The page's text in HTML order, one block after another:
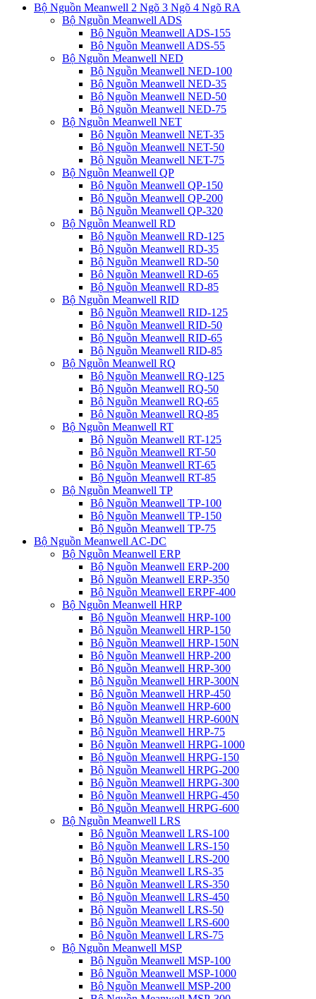
Bộ Nguồn Meanwell 2 Ngõ 3 Ngõ 4 Ngõ RA
Bộ Nguồn Meanwell ADS
Bộ Nguồn Meanwell ADS-155
Bộ Nguồn Meanwell ADS-55
Bộ Nguồn Meanwell NED
Bộ Nguồn Meanwell NED-100
Bộ Nguồn Meanwell NED-35
Bộ Nguồn Meanwell NED-50
Bộ Nguồn Meanwell NED-75
Bộ Nguồn Meanwell NET
Bộ Nguồn Meanwell NET-35
Bộ Nguồn Meanwell NET-50
Bộ Nguồn Meanwell NET-75
Bộ Nguồn Meanwell QP
Bộ Nguồn Meanwell QP-150
Bộ Nguồn Meanwell QP-200
Bộ Nguồn Meanwell QP-320
Bộ Nguồn Meanwell RD
Bộ Nguồn Meanwell RD-125
Bộ Nguồn Meanwell RD-35
Bộ Nguồn Meanwell RD-50
Bộ Nguồn Meanwell RD-65
Bộ Nguồn Meanwell RD-85
Bộ Nguồn Meanwell RID
Bộ Nguồn Meanwell RID-125
Bộ Nguồn Meanwell RID-50
Bộ Nguồn Meanwell RID-65
Bộ Nguồn Meanwell RID-85
Bộ Nguồn Meanwell RQ
Bộ Nguồn Meanwell RQ-125
Bộ Nguồn Meanwell RQ-50
Bộ Nguồn Meanwell RQ-65
Bộ Nguồn Meanwell RQ-85
Bộ Nguồn Meanwell RT
Bộ Nguồn Meanwell RT-125
Bộ Nguồn Meanwell RT-50
Bộ Nguồn Meanwell RT-65
Bộ Nguồn Meanwell RT-85
Bộ Nguồn Meanwell TP
Bộ Nguồn Meanwell TP-100
Bộ Nguồn Meanwell TP-150
Bộ Nguồn Meanwell TP-75
Bộ Nguồn Meanwell AC-DC
Bộ Nguồn Meanwell ERP
Bộ Nguồn Meanwell ERP-200
Bộ Nguồn Meanwell ERP-350
Bộ Nguồn Meanwell ERPF-400
Bộ Nguồn Meanwell HRP
Bộ Nguồn Meanwell HRP-100
Bộ Nguồn Meanwell HRP-150
Bộ Nguồn Meanwell HRP-150N
Bộ Nguồn Meanwell HRP-200
Bộ Nguồn Meanwell HRP-300
Bộ Nguồn Meanwell HRP-300N
Bộ Nguồn Meanwell HRP-450
Bộ Nguồn Meanwell HRP-600
Bộ Nguồn Meanwell HRP-600N
Bộ Nguồn Meanwell HRP-75
Bộ Nguồn Meanwell HRPG-1000
Bộ Nguồn Meanwell HRPG-150
Bộ Nguồn Meanwell HRPG-200
Bộ Nguồn Meanwell HRPG-300
Bộ Nguồn Meanwell HRPG-450
Bộ Nguồn Meanwell HRPG-600
Bộ Nguồn Meanwell LRS
Bộ Nguồn Meanwell LRS-100
Bộ Nguồn Meanwell LRS-150
Bộ Nguồn Meanwell LRS-200
Bộ Nguồn Meanwell LRS-35
Bộ Nguồn Meanwell LRS-350
Bộ Nguồn Meanwell LRS-450
Bộ Nguồn Meanwell LRS-50
Bộ Nguồn Meanwell LRS-600
Bộ Nguồn Meanwell LRS-75
Bộ Nguồn Meanwell MSP
Bộ Nguồn Meanwell MSP-100
Bộ Nguồn Meanwell MSP-1000
Bộ Nguồn Meanwell MSP-200